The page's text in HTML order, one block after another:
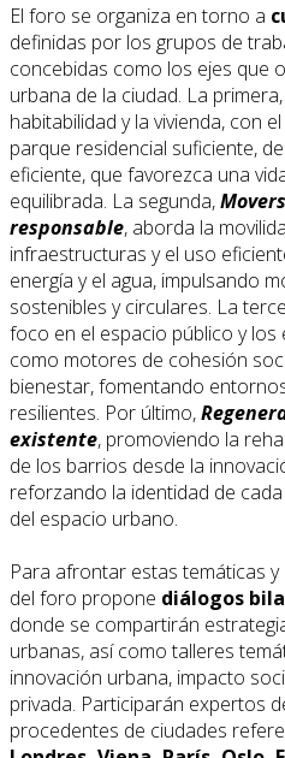
El foro se organiza en torno a
definidas por los grupos de
concebidas como los ejes que
urbana de la ciudad. La primera,
habitabilidad y la vivienda, con
parque residencial suficiente,
eficiente, que favorezca una
equilibrada. La segunda,
responsable, aborda la
infraestructuras y el uso
energía y el agua, impulsando
sostenibles y circulares. La
foco en el espacio público y
como motores de cohesión
bienestar, fomentando
resilientes. Por último,
existente, promoviendo la
de los barrios desde la
reforzando la identidad de
del espacio urbano.
Para afrontar estas temáticas
del foro propone diálogos
donde se compartirán
urbanas, así como talleres
innovación urbana, impacto
privada. Participarán expertos
procedentes de ciudades